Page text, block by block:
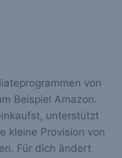
von
Beispiel Amazon.
unterstützt
kleine Provision von
Für dich ändert